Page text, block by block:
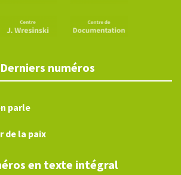
Derniers numéros
parle
de la paix
en texte intégral